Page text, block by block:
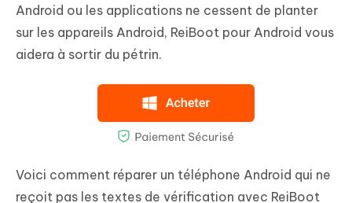
Android ou les applications ne cessent de planter
sur les appareils Android, ReiBoot pour Android vous
aidera à sortir du pétrin.
Voici comment réparer un téléphone Android qui ne
reçoit pas les textes de vérification avec ReiBoot